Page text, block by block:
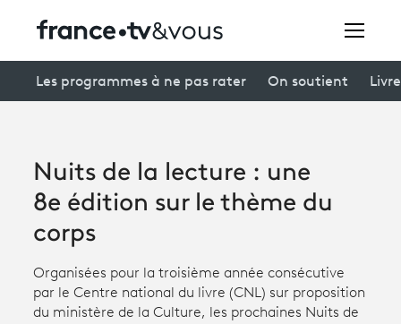
Creators
À la une
Participer et assister à une émission
À votre écoute
Les programmes à ne pas rater On soutient
Nuits de la lecture : une
8e édition sur le thème du
corps
Organisées pour la troisième année consécutive
par le Centre national du livre (CNL) sur proposition
du ministère de la Culture, les prochaines Nuits de